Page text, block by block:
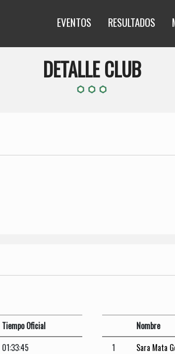
EVENTOS RESULTADOS
DETALLE CLUB
Tiempo Oficial
01:33:45
Nombre
1
Sara Mata